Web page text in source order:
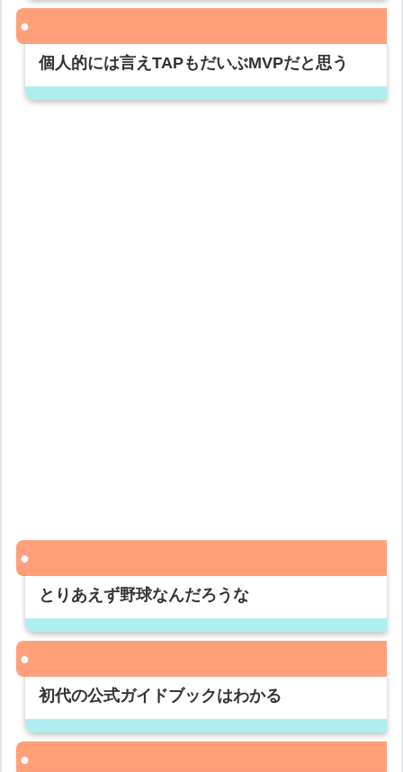
個人的には言えTAPもだいぶMVPだと思う
とりあえず野球なんだろうな
初代の公式ガイドブックはわかる